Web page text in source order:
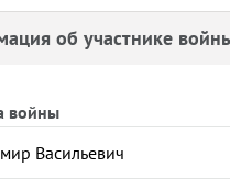
об участнике
войны